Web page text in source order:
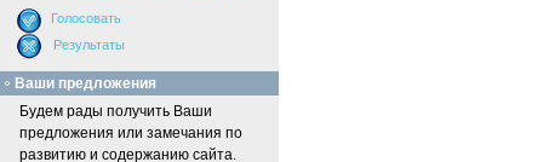
Ваши предложения
Будем рады получить Ваши
предложения или замечания по
развитию и содержанию сайта.